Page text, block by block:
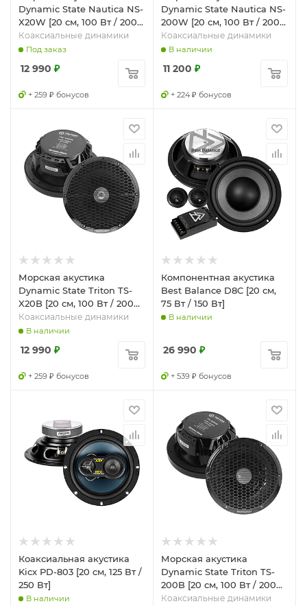
Dynamic State Nautica NS-
X20W [20 см, 100 Вт / 200
Вт]
Коаксиальные динамики
Под заказ
12 990 ₽
+ 259 ₽ бонусов
Dynamic State Nautica NS-
200W [20 см, 100 Вт / 200
Вт]
Коаксиальные динамики
В наличии
11 200 ₽
+ 224 ₽ бонусов
Морская акустика
Dynamic State Triton TS-
X20B [20 см, 100 Вт / 200
Вт]
Коаксиальные динамики
В наличии
12 990 ₽
+ 259 ₽ бонусов
Компонентная акустика
Best Balance D8C [20 см,
75 Вт / 150 Вт]
В наличии
26 990 ₽
+ 539 ₽ бонусов
Коаксиальная акустика
Kicx PD-803 [20 см, 125 Вт /
250 Вт]
В наличии
Морская акустика
Dynamic State Triton TS-
200B [20 см, 100 Вт / 200
Вт]
Коаксиальные динамики